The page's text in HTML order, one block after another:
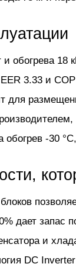
обогрева 18
3.33 и
-30
дает запас
и
DC